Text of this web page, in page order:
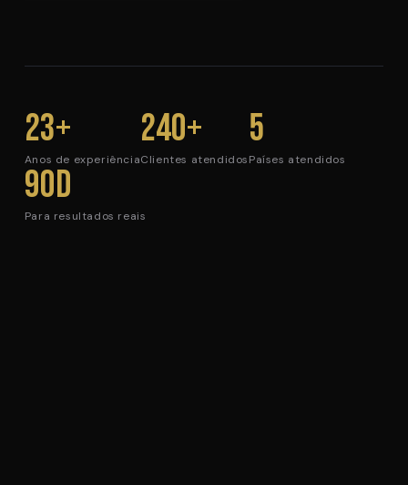
23+
Anos de experiência
240+
Clientes atendidos
5
Países atendidos
90d
Para resultados reais